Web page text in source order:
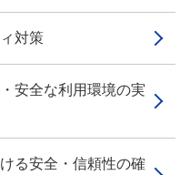
対策
安全な利用環境の実
る安全・信頼性の確